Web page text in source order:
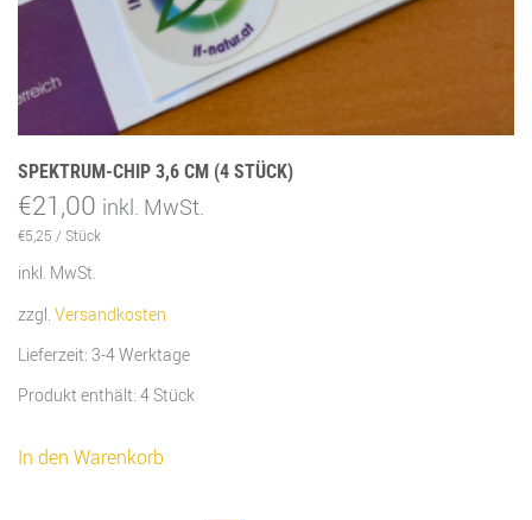
SPEKTRUM-CHIP 3,6 CM (4 STÜCK)
€21,00 inkl. MwSt.
€5,25 /Stück
inkl. MwSt.
zzgl. Versandkosten
Lieferzeit: 3-4 Werktage
Produkt enthält: 4Stück
In den Warenkorb